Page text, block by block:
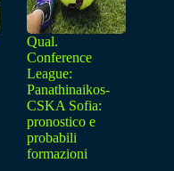
Qual.
Conference
League:
Panathinaikos-
CSKA Sofia:
pronostico e
probabili
formazioni